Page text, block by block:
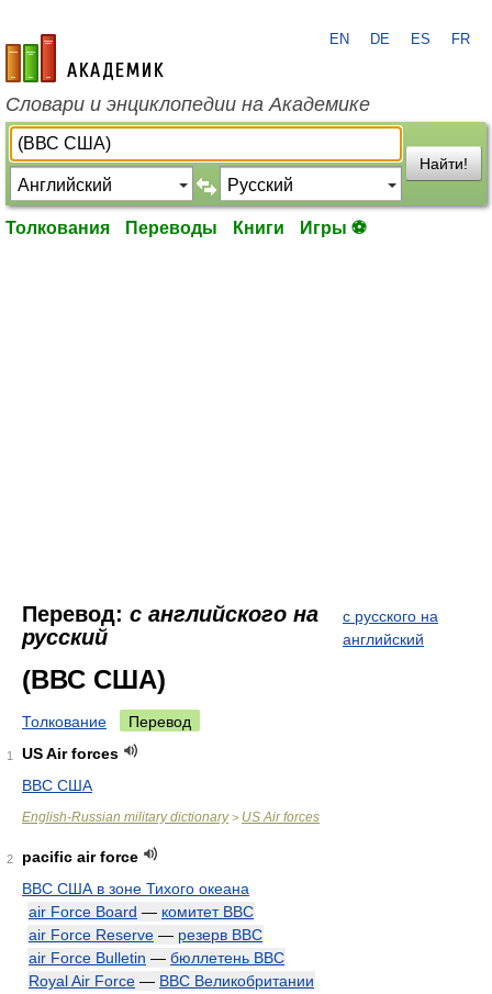
academic.ru
EN DE ES FR
Словари и энциклопедии на Академике
Найти!
Толкования Переводы Книги Игры ⚽
Перевод: с английского на
русский
с русского на
английский
(ВВС США)
Толкование Перевод
1
US Air forces
ВВС США
English-Russian military dictionary> US Air forces
2
pacific air force
ВВС США в зоне Тихого океана
air Force Board — комитет ВВС
air Force Reserve — резерв ВВС
air Force Bulletin — бюллетень ВВС
Royal Air Force — ВВС Великобритании